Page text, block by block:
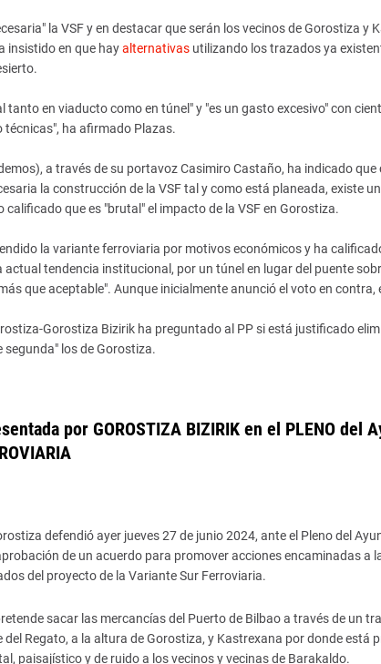
la VSF y en destacar que serán los vecinos de Gorostiza y
insistido en que hayalternativasutilizando los trazados ya
en viaducto como en túnel" y "es un gasto excesivo" con
ha afirmado Plazas.
a través de su portavoz Casimiro Castaño, ha indicado
la construcción de la VSF tal y como está planeada, existe
que es "brutal" el impacto de la VSF en Gorostiza.
la variante ferroviaria por motivos económicos y ha
tendencia institucional, por un túnel en lugar del puente
que aceptable". Aunque inicialmente anunció el voto en contra,
Gorostiza Bizirik ha preguntado al PP si está justificado
segunda" los de Gorostiza.
por GOROSTIZA BIZIRIK en el PLENO del
defendió ayer jueves 27 de junio 2024, ante el Pleno del
de un acuerdo para promover acciones encaminadas a
del proyecto de la Variante Sur Ferroviaria.
sacar las mercancías del Puerto de Bilbao a través de un
Regato, a la altura de Gorostiza, y Kastrexana por donde está
paisajístico y de ruido a los vecinos y vecinas de Barakaldo.